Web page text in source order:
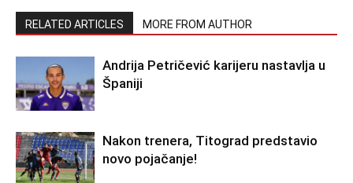
RELATED ARTICLES MORE FROM AUTHOR
Andrija Petričević karijeru nastavlja u
Španiji
Nakon trenera, Titograd predstavio
novo pojačanje!